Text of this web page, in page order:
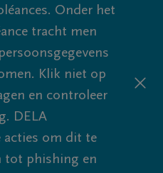
Onder het
tracht men
Klik niet op
en controleer
DELA
acties om dit te
tot phishing en